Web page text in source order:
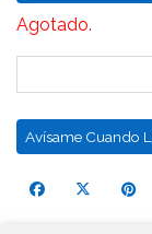
Agotado.
Avísame Cuando